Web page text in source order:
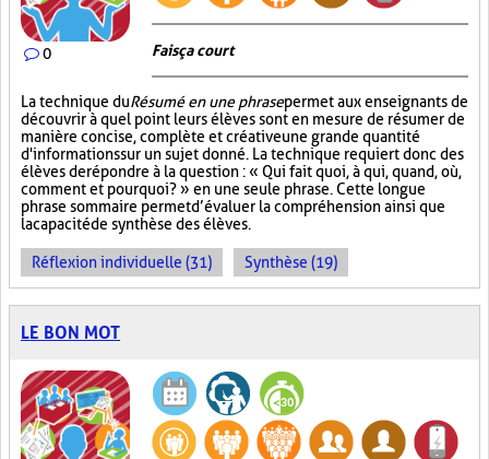
0 Fais ça court
La technique duRésumé en une phrasepermet aux enseignants de
découvrir à quel point leurs élèves sont en mesure de résumer de
manière concise, complète et créative une grande quantité
d'informations sur un sujet donné. La technique requiert donc des
élèves de répondre à la question : « Qui fait quoi, à qui, quand, où,
comment et pourquoi? » en une seule phrase. Cette longue
phrase sommaire permet d’évaluer la compréhension ainsi que
la capacité de synthèse des élèves.
Réflexion individuelle (31) Synthèse (19)
LE BON MOT